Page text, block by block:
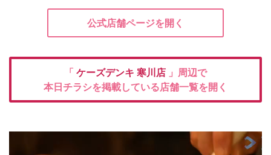
公式店舗ページを開く
「 ケーズデンキ 寒川店 」周辺で
本日チラシを掲載している店舗一覧を開く